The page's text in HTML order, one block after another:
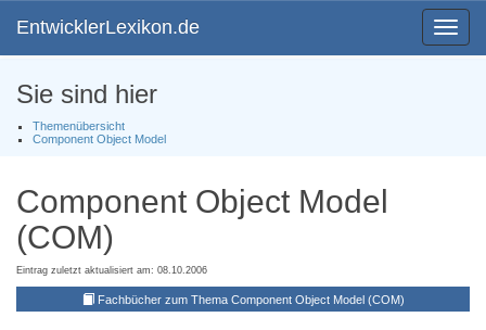
Toggle
EntwicklerLexikon.de
Sie sind hier
Themenübersicht
Component Object Model
Component Object Model
(COM)
Eintrag zuletzt aktualisiert am: 08.10.2006
Fachbücher zum Thema Component Object Model (COM)